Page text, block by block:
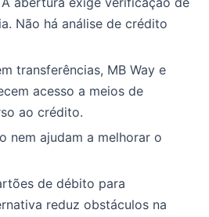
Não há análise de crédito
transferências, MB Way e
acesso a meios de
ao crédito.
nem ajudam a melhorar o
de débito para
reduz obstáculos na